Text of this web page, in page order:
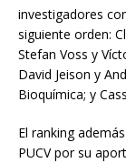
investigadores
siguiente orden:
Stefan Voss y
David Jeison y
Bioquímica; y
El ranking
PUCV por su